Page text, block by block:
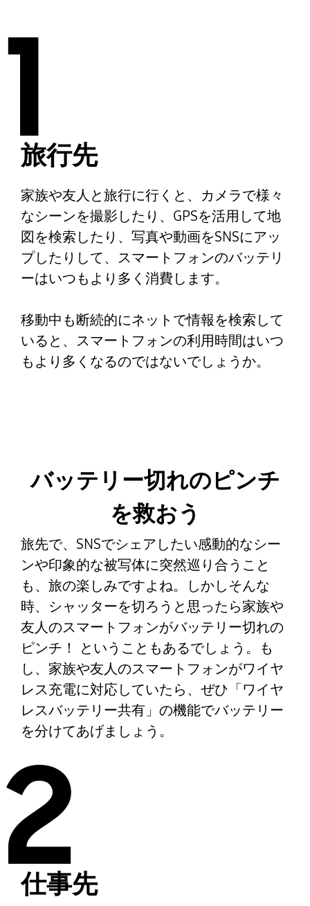
1
旅行先
家族や友人と旅行に行くと、カメラで様々
なシーンを撮影したり、GPSを活用して地
図を検索したり、写真や動画をSNSにアッ
プしたりして、スマートフォンのバッテリ
ーはいつもより多く消費します。
移動中も断続的にネットで情報を検索して
いると、スマートフォンの利用時間はいつ
もより多くなるのではないでしょうか。
バッテリー切れのピンチ
を救おう
旅先で、SNSでシェアしたい感動的なシー
ンや印象的な被写体に突然巡り合うこと
も、旅の楽しみですよね。しかしそんな
時、シャッターを切ろうと思ったら家族や
友人のスマートフォンがバッテリー切れの
ピンチ！ ということもあるでしょう。も
し、家族や友人のスマートフォンがワイヤ
レス充電に対応していたら、ぜひ「ワイヤ
レスバッテリー共有」の機能でバッテリー
を分けてあげましょう。
2
仕事先